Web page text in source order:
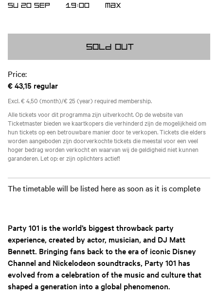
SU 20 SEP 19:00 MAX
Sold out
Price:
€ 43,15 regular
Excl. € 4,50 (month)/€ 25 (year) required membership.
Alle tickets voor dit programma zijn uitverkocht. Op de website van
Ticketmaster bieden we kaartkopers die verhinderd zijn de mogelijkheid om
hun tickets op een betrouwbare manier door te verkopen. Tickets die elders
worden aangeboden zijn doorverkochte tickets die meestal voor een veel
hoger bedrag worden verkocht en waarvan wij de geldigheid niet kunnen
garanderen. Let op: er zijn oplichters actief!
The timetable will be listed here as soon as it is complete
Party 101 is the world’s biggest throwback party
experience, created by actor, musician, and DJ Matt
Bennett. Bringing fans back to the era of iconic Disney
Channel and Nickelodeon soundtracks, Party 101 has
evolved from a celebration of the music and culture that
shaped a generation into a global phenomenon.